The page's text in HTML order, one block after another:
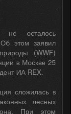
не осталось
Об этом заявил
(WWF)
в Москве 25
ИА REX.
сложилась в
лесных
При этом